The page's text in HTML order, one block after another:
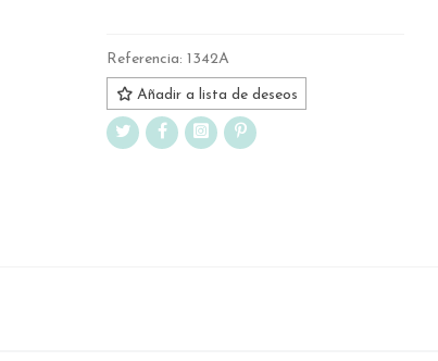
Referencia: 1342A
Añadir a lista de deseos